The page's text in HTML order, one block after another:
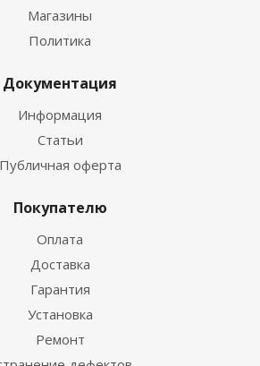
Магазины
Политика
Документация
Информация
Статьи
Публичная оферта
Покупателю
Оплата
Доставка
Гарантия
Установка
Ремонт